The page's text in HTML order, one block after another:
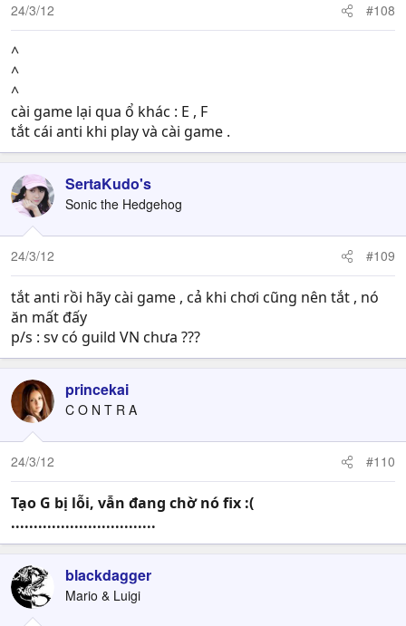
24/3/12 #108
^
^
^
cài game lại qua ổ khác : E , F
tắt cái anti khi play và cài game .
SertaKudo's
Sonic the Hedgehog
24/3/12 #109
tắt anti rồi hãy cài game , cả khi chơi cũng nên tắt , nó
ăn mất đấy
p/s : sv có guild VN chưa ???
princekai
C O N T R A
24/3/12 #110
Tạo G bị lỗi, vẫn đang chờ nó fix :(
................................
blackdagger
Mario & Luigi